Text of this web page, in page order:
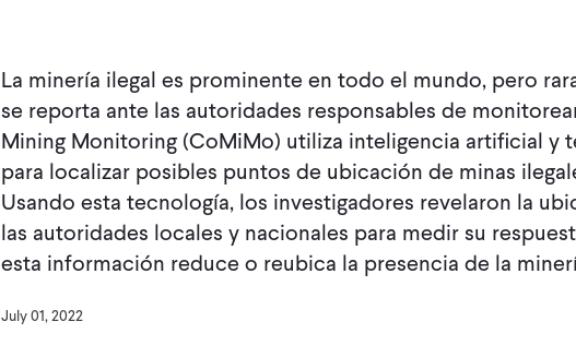
La minería ilegal es prominente en todo el mundo, pero
se reporta ante las autoridades responsables de
Mining Monitoring (CoMiMo) utiliza inteligencia artificial y
para localizar posibles puntos de ubicación de minas
Usando esta tecnología, los investigadores revelaron la
las autoridades locales y nacionales para medir su
esta información reduce o reubica la presencia de la
July 01, 2022